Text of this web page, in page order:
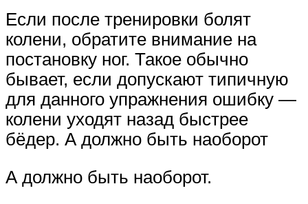
Если после тренировки болят
колени, обратите внимание на
постановку ног. Такое обычно
бывает, если допускают типичную
для данного упражнения ошибку —
колени уходят назад быстрее
бёдер. А должно быть наоборот
А должно быть наоборот.